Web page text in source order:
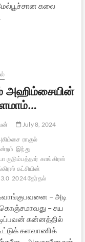
கலை
அஹிம்சையின்
July 8, 2024
ராகுல்
இந்து
குடும்பத்தார் காங்கிரஸ்
கட்சியின்
2024 தேர்தல்
– அடி
– சுய
கன்னத்தில்
களவாணிக்